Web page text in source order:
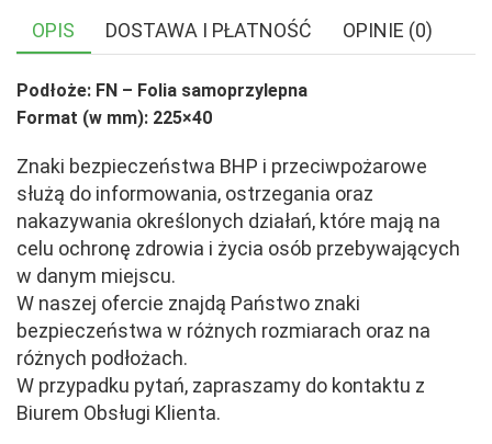
OPIS DOSTAWA I PŁATNOŚĆ OPINIE (0)
Podłoże: FN – Folia samoprzylepna
Format (w mm): 225×40
Znaki bezpieczeństwa BHP i przeciwpożarowe
służą do informowania, ostrzegania oraz
nakazywania określonych działań, które mają na
celu ochronę zdrowia i życia osób przebywających
w danym miejscu.
W naszej ofercie znajdą Państwo znaki
bezpieczeństwa w różnych rozmiarach oraz na
różnych podłożach.
W przypadku pytań, zapraszamy do kontaktu z
Biurem Obsługi Klienta.